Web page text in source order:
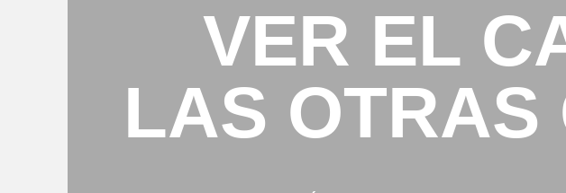
VER EL
LAS OTRAS